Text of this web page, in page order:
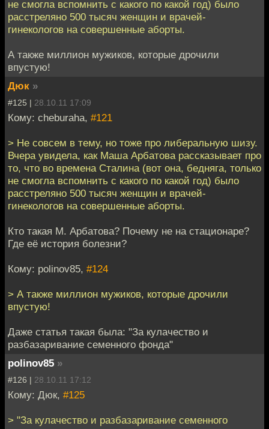
не смогла вспомнить с какого по какой год) было
расстреляно 500 тысяч женщин и врачей-
гинекологов на совершенные аборты.
А также миллион мужиков, которые дрочили
впустую!
Дюк »
#125 | 28.10.11 17:09
Кому: cheburaha, #121
> Не совсем в тему, но тоже про либеральную шизу.
Вчера увидела, как Маша Арбатова рассказывает про
то, что во времена Сталина (вот она, бедняга, только
не смогла вспомнить с какого по какой год) было
расстреляно 500 тысяч женщин и врачей-
гинекологов на совершенные аборты.
Кто такая М. Арбатова? Почему не на стационаре?
Где её история болезни?
Кому: polinov85, #124
> А также миллион мужиков, которые дрочили
впустую!
Даже статья такая была: "За кулачество и
разбазаривание семенного фонда"
polinov85 »
#126 | 28.10.11 17:12
Кому: Дюк, #125
> "За кулачество и разбазаривание семенного